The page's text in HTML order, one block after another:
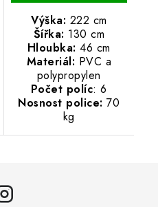
Výška: 222 cm
Šířka: 130 cm
Hloubka: 46 cm
Materiál: PVC a
polypropylen
Počet políc: 6
Nosnost police:70
kg